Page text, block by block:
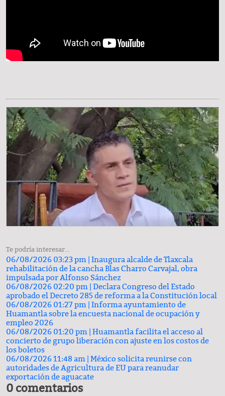
Te podría interesar...
06/08/2026 03:23 pm | Inaugura alcalde de Tlaxcala
rehabilitación de la cancha Blas Charro Carvajal, obra
impulsada por Alfonso Sánchez
06/08/2026 02:20 pm | Declara Congreso del Estado
aprobado el Decreto 285 de reforma a la Constitución local
06/08/2026 01:27 pm | Informa ayuntamiento de
Huamantla sobre la encuesta nacional de ocupación y
empleo 2026
06/08/2026 01:20 pm | Huamantla facilita el acceso al
concierto de grupo liberación con ajuste en los costos de
los boletos
06/08/2026 11:48 am | México solicita reunirse con
autoridades de Agricultura de EU para reanudar
exportación de aguacate
0 comentarios